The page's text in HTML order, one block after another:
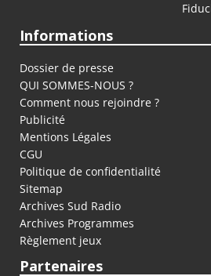
Informations
Dossier de presse
QUI SOMMES-NOUS ?
Comment nous rejoindre ?
Publicité
Mentions Légales
CGU
Politique de confidentialité
Sitemap
Archives Sud Radio
Archives Programmes
Règlement jeux
Partenaires